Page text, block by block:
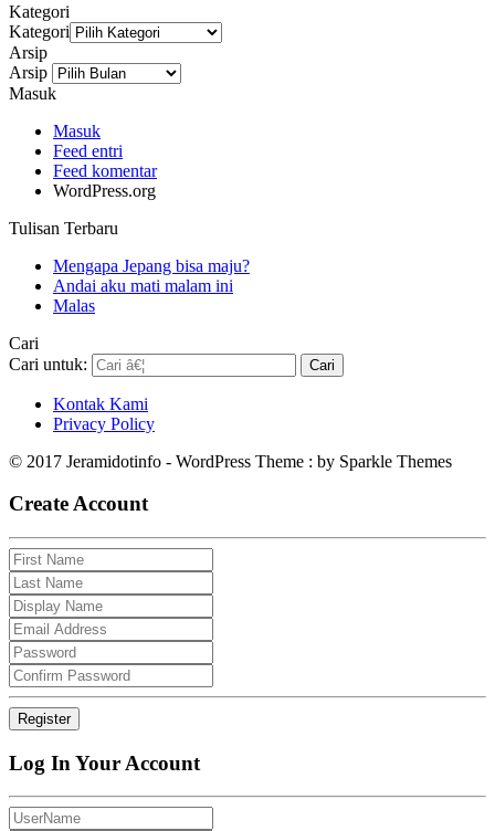
Kategori
Kategori
Arsip
Arsip
Masuk
Masuk
Feed entri
Feed komentar
WordPress.org
Tulisan Terbaru
Mengapa Jepang bisa maju?
Andai aku mati malam ini
Malas
Cari
Cari untuk:
Kontak Kami
Privacy Policy
© 2017 Jeramidotinfo - WordPress Theme : by Sparkle Themes
Create Account
Log In Your Account